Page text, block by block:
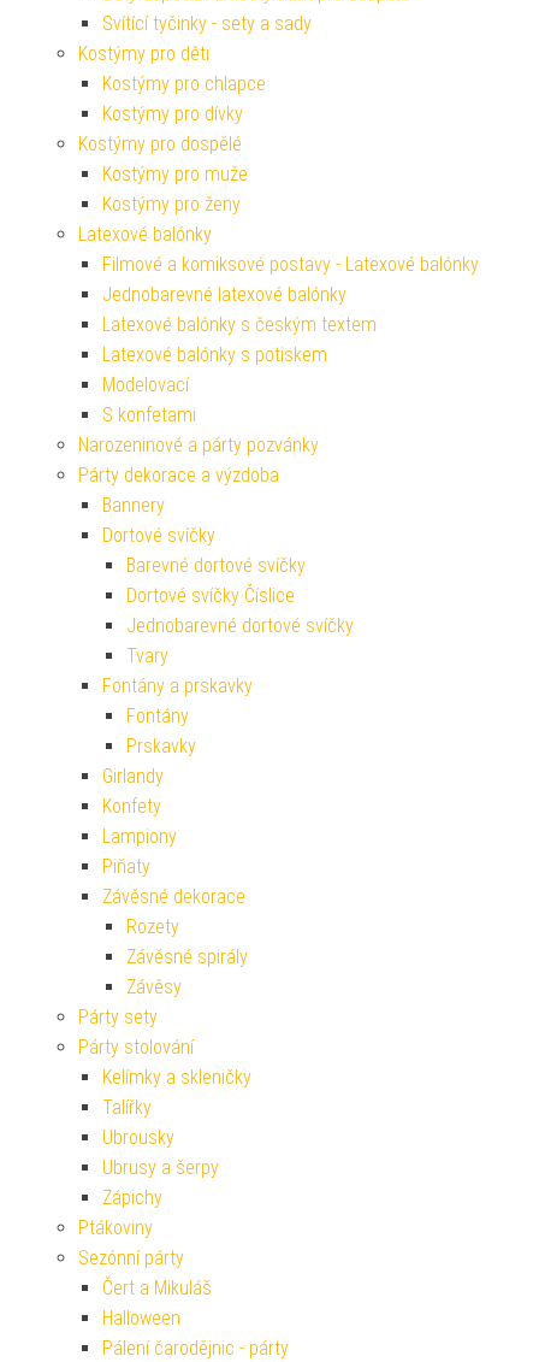
Svítící tyčinky - sety a sady
Kostýmy pro děti
Kostýmy pro chlapce
Kostýmy pro dívky
Kostýmy pro dospělé
Kostýmy pro muže
Kostýmy pro ženy
Latexové balónky
Filmové a komiksové postavy - Latexové balónky
Jednobarevné latexové balónky
Latexové balónky s českým textem
Latexové balónky s potiskem
Modelovací
S konfetami
Narozeninové a párty pozvánky
Párty dekorace a výzdoba
Bannery
Dortové svíčky
Barevné dortové svíčky
Dortové svíčky Číslice
Jednobarevné dortové svíčky
Tvary
Fontány a prskavky
Fontány
Prskavky
Girlandy
Konfety
Lampiony
Piňaty
Závěsné dekorace
Rozety
Závěsné spirály
Závěsy
Párty sety
Párty stolování
Kelímky a skleničky
Talířky
Ubrousky
Ubrusy a šerpy
Zápichy
Ptákoviny
Sezónní párty
Čert a Mikuláš
Halloween
Pálení čarodějnic - párty